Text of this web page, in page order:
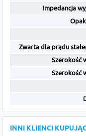
Impedancja
Zwarta dla prądu
Szerokość
Szerokość
INNI KLIENCI